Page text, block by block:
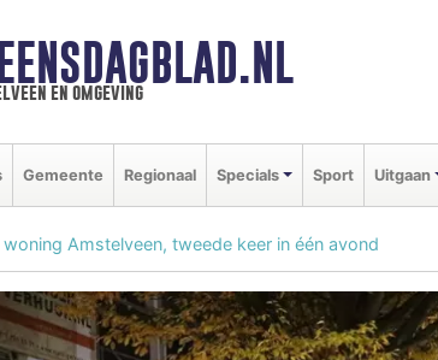
en omgeving
Gemeente Regionaal Specials Sport Uitgaan
Amstelveen, tweede keer in één avond